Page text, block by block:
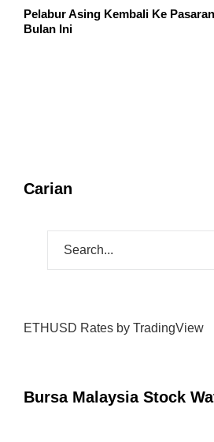
Pelabur Asing Kembali Ke
Bulan Ini
Carian
ETHUSD Rates by TradingView
Bursa Malaysia Stock